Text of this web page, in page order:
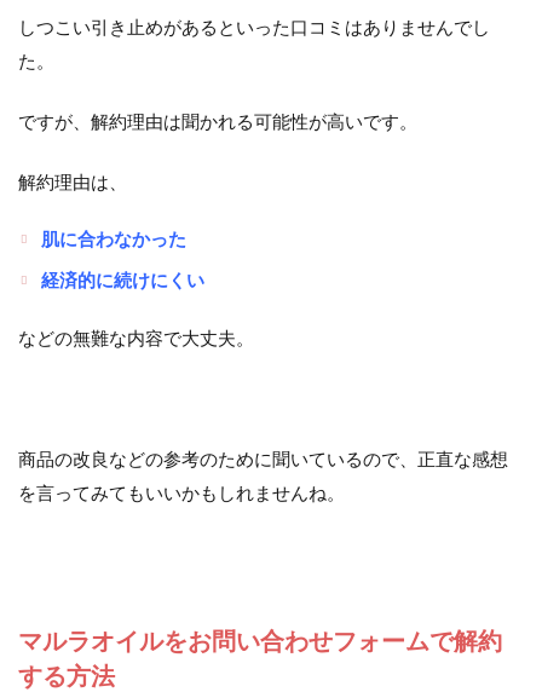
しつこい引き止めがあるといった口コミはありませんでし
た。
ですが、解約理由は聞かれる可能性が高いです。
解約理由は、
肌に合わなかった
経済的に続けにくい
などの無難な内容で大丈夫。
商品の改良などの参考のために聞いているので、正直な感想
を言ってみてもいいかもしれませんね。
マルラオイルをお問い合わせフォームで解約
する方法